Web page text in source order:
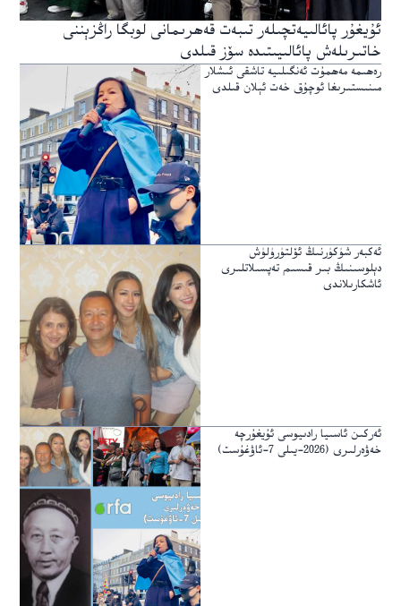
ئۇيغۇر پائالىيەتچىلەر تىبەت قەھرىمانى لوبگا راڭزېننى
خاتىرىلەش پائالىيىتىدە سۆز قىلدى
رەھىمە مەھمۇت ئەنگىلىيە تاشقى ئىشلار
مىنىستىرىغا ئوچۇق خەت ئېلان قىلدى
ئەكبەر شۈكۈرنىڭ ئۆلتۈرۈلۈش
دېلوسىنىڭ بىر قىسىم تەپسىلاتلىرى
ئاشكارىلاندى
ئەركىن ئاسىيا رادىيوسى ئۇيغۇرچە
خەۋەرلىرى (2026-يىلى 7-ئاۋغۇست)